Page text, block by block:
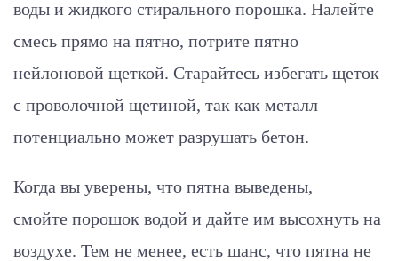
воды и жидкого стирального порошка. Налейте
смесь прямо на пятно, потрите пятно
нейлоновой щеткой. Старайтесь избегать щеток
с проволочной щетиной, так как металл
потенциально может разрушать бетон.
Когда вы уверены, что пятна выведены,
смойте порошок водой и дайте им высохнуть на
воздухе. Тем не менее, есть шанс, что пятна не